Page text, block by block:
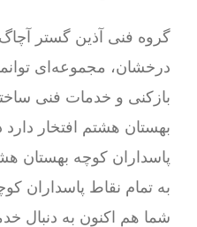
درخشان، مجموعه‌ای
بازکنی و خدمات فنی
بهستان هشتم افتخار
پاسداران کوچه بهستان
به تمام نقاط پاسداران
شما هم اکنون به دنبال